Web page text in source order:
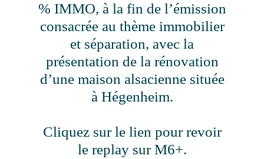
% IMMO, à la fin de l’émission
consacrée au thème immobilier
et séparation, avec la
présentation de la rénovation
d’une maison alsacienne située
à Hégenheim.
Cliquez sur le lien pour revoir
le replay sur M6+.